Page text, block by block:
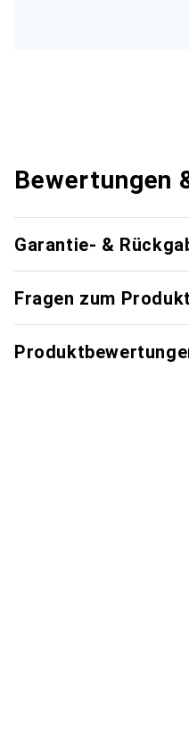
Bewertungen
Garantie- &
Fragen zum Produkt